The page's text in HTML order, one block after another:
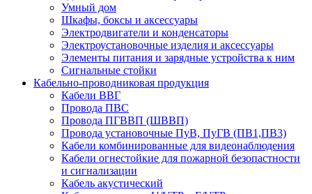
Умный дом
Шкафы, боксы и аксессуары
Электродвигатели и конденсаторы
Электроустановочные изделия и аксессуары
Элементы питания и зарядные устройства к ним
Сигнальные стойки
Кабельно-проводниковая продукция
Кабели ВВГ
Провода ПВС
Провода ПГВВП (ШВВП)
Провода установочные ПуВ, ПуГВ (ПВ1,ПВ3)
Кабели комбинированные для видеонаблюдения
Кабели огнестойкие для пожарной безопастности
и сигнализации
Кабель акустический